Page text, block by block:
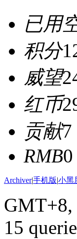
已用
积分
威望
红币
贡献7
RMB0
Archiver|手机版|小黑
GMT+8,
15